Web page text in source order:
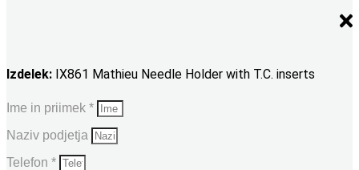
Izdelek: IX861 Mathieu Needle Holder with T.C. inserts
Ime in priimek *
Naziv podjetja
Telefon *